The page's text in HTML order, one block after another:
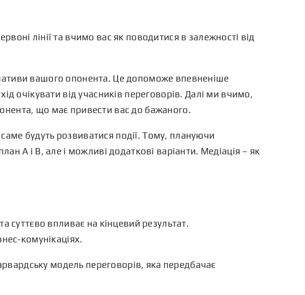
лінії та вчимо вас як поводитися в залежності від
вашого опонента. Це допоможе впевненіше
очікувати від учасників переговорів. Далі ми вчимо,
що має привести вас до бажаного.
будуть розвиватися події. Тому, плануючи
А і B, але і можливі додаткові варіанти. Медіація – як
суттєво впливає на кінцевий результат.
комунікаціях.
модель переговорів, яка передбачає